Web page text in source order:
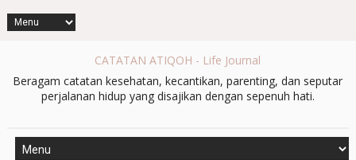
CATATAN ATIQOH - Life Journal
Beragam catatan kesehatan, kecantikan, parenting, dan seputar
perjalanan hidup yang disajikan dengan sepenuh hati.